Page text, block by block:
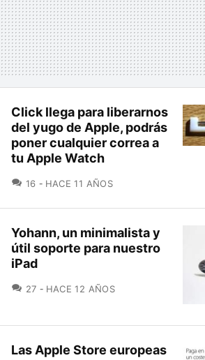
Click llega para liberarnos
del yugo de Apple, podrás
poner cualquier correa a
tu Apple Watch
16 COMENTARIOS
HACE 11 AÑOS
Yohann, un minimalista y
útil soporte para nuestro
iPad
27 COMENTARIOS
HACE 12 AÑOS
Las Apple Store europeas